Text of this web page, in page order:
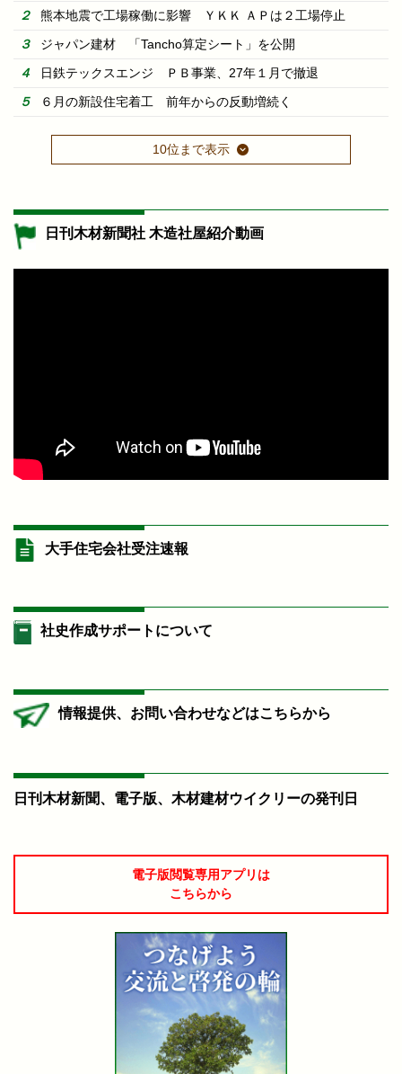
熊本地震で工場稼働に影響 ＹＫＫ ＡＰは２工場停止
ジャパン建材 「Tancho算定シート」を公開
日鉄テックスエンジ ＰＢ事業、27年１月で撤退
６月の新設住宅着工 前年からの反動増続く
10位まで表示
日刊木材新聞社 木造社屋紹介動画
大手住宅会社受注速報
社史作成サポートについて
情報提供、お問い合わせなどはこちらから
日刊木材新聞、電子版、木材建材ウイクリーの発刊日
電子版閲覧専用アプリは
こちらから